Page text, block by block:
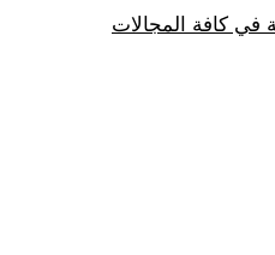
في كافة المجالات